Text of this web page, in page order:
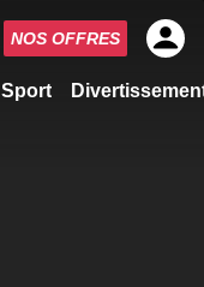
Sport
NOS OFFRES